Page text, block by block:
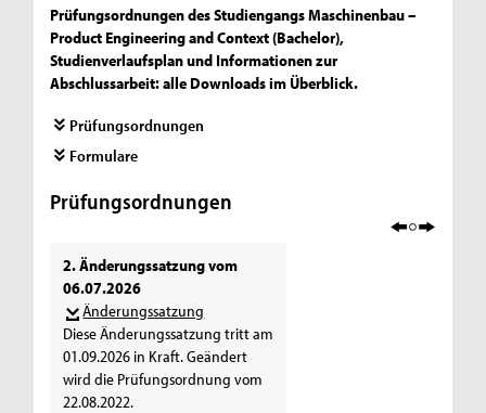
Prüfungsordnungen des Studiengangs Maschinenbau –
Product Engineering and Context (Bachelor),
Studienverlaufsplan und Informationen zur
Abschlussarbeit: alle Downloads im Überblick.
Prüfungsordnungen
Formulare
Prüfungsordnungen
2. Änderungssatzung vom
06.07.2026
Änderungssatzung
Diese Änderungssatzung tritt am
01.09.2026 in Kraft. Geändert
wird die Prüfungsordnung vom
22.08.2022.